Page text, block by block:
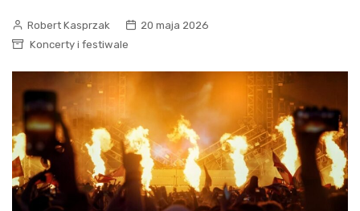
Robert Kasprzak
20 maja 2026
Koncerty i festiwale